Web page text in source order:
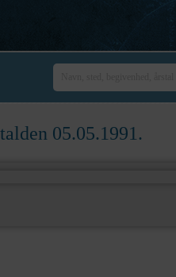
05.05.1991.